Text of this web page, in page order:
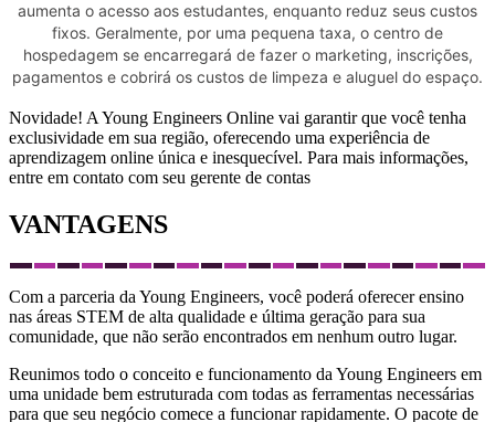
aumenta o acesso aos estudantes, enquanto reduz seus custos
fixos. Geralmente, por uma pequena taxa, o centro de
hospedagem se encarregará de fazer o marketing, inscrições,
pagamentos e cobrirá os custos de limpeza e aluguel do espaço.
Novidade! A Young Engineers Online vai garantir que você tenha
exclusividade em sua região, oferecendo uma experiência de
aprendizagem online única e inesquecível. Para mais informações,
entre em contato com seu gerente de contas
VANTAGENS
Com a parceria da Young Engineers, você poderá oferecer ensino
nas áreas STEM de alta qualidade e última geração para sua
comunidade, que não serão encontrados em nenhum outro lugar.
Reunimos todo o conceito e funcionamento da Young Engineers em
uma unidade bem estruturada com todas as ferramentas necessárias
para que seu negócio comece a funcionar rapidamente. O pacote de